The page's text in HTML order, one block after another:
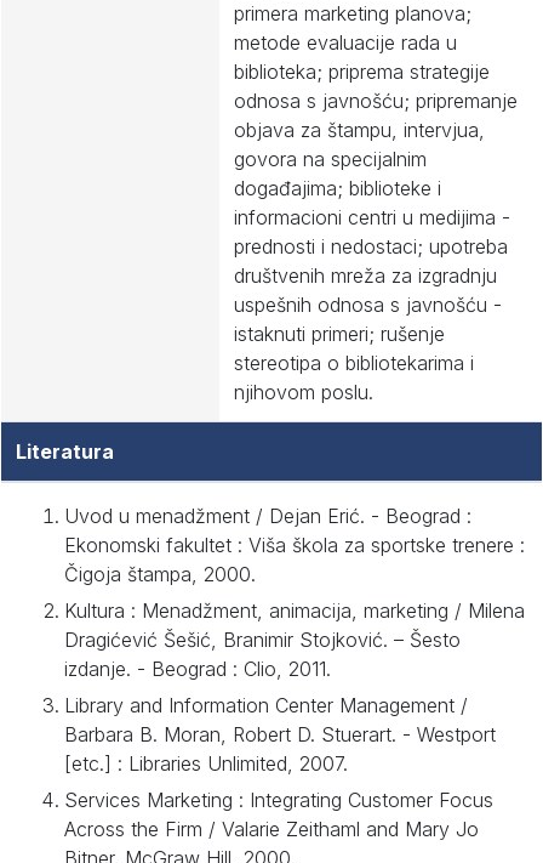
primera marketing planova;
metode evaluacije rada u
biblioteka; priprema strategije
odnosa s javnošću; pripremanje
objava za štampu, intervjua,
govora na specijalnim
događajima; biblioteke i
informacioni centri u medijima -
prednosti i nedostaci; upotreba
društvenih mreža za izgradnju
uspešnih odnosa s javnošću -
istaknuti primeri; rušenje
stereotipa o bibliotekarima i
njihovom poslu.
Literatura
Uvod u menadžment / Dejan Erić. - Beograd :
Ekonomski fakultet : Viša škola za sportske trenere :
Čigoja štampa, 2000.
Kultura : Menadžment, animacija, marketing / Milena
Dragićević Šešić, Branimir Stojković. – Šesto
izdanje. - Beograd : Clio, 2011.
Library and Information Center Management /
Barbara B. Moran, Robert D. Stuerart. - Westport
[etc.] : Libraries Unlimited, 2007.
Services Marketing : Integrating Customer Focus
Across the Firm / Valarie Zeithaml and Mary Jo
Bitner. McGraw Hill, 2000.